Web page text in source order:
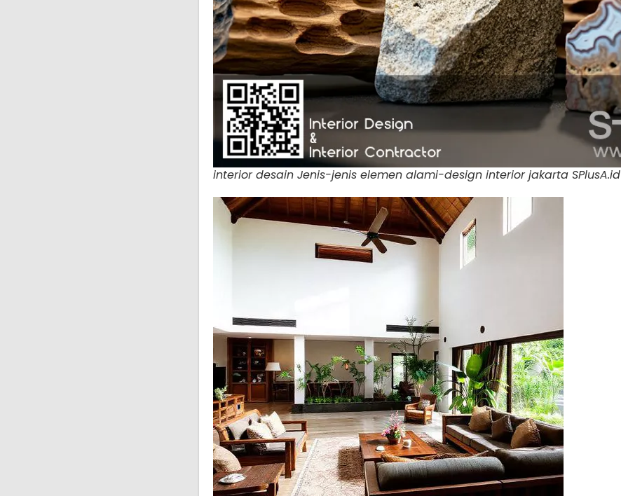
interior desain Jenis-jenis elemen alami-design interior jakarta SPlusA.id